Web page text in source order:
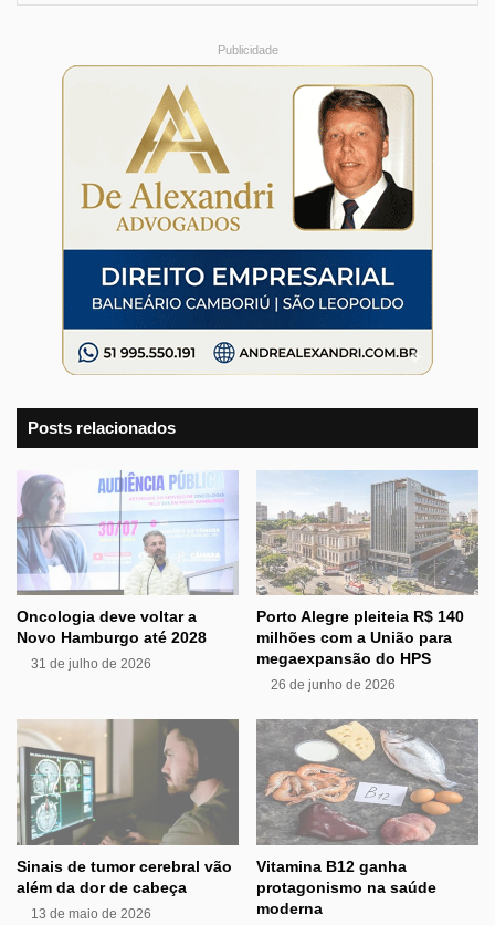
Publicidade
Posts relacionados
Oncologia deve voltar a
Novo Hamburgo até 2028
31 de julho de 2026
Porto Alegre pleiteia R$ 140
milhões com a União para
megaexpansão do HPS
26 de junho de 2026
Sinais de tumor cerebral vão
além da dor de cabeça
13 de maio de 2026
Vitamina B12 ganha
protagonismo na saúde
moderna